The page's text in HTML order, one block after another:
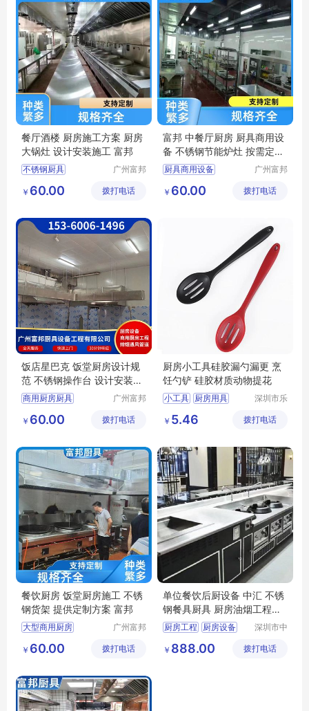
餐厅酒楼 厨房施工方案 厨房
大锅灶 设计安装施工 富邦
不锈钢厨具
厨房设计规范
千人饭堂厨房
广州富邦
工程有限
￥ 60.00 拨打电话
富邦 中餐厅厨房 厨具商用设
备 不锈钢节能炉灶 按需定制
设计
厨具商用设备
饭堂电磁炉
广州富邦
工程有限
￥ 60.00 拨打电话
饭店星巴克 饭堂厨房设计规
范 不锈钢操作台 设计安装施
工 富邦
商用厨房厨具
厨房设计哪家专业
厨房整体解决方案
广州富邦
工程有限
￥ 60.00 拨打电话
厨房小工具硅胶漏勺漏更 烹
饪勺铲 硅胶材质动物提花
小工具 厨房用具
深圳市乐
技有限公
￥ 5.46 拨打电话
餐饮厨房 饭堂厨房施工 不锈
钢货架 提供定制方案 富邦
大型商用厨房
厨房炊事设备
千人饭堂厨房
广州富邦
工程有限
￥ 60.00 拨打电话
单位餐饮后厨设备 中汇 不锈
钢餐具厨具 厨房油烟工程设
计安装
厨房工程
厨房设备
酒店厨房工程
深圳市中
备有限公
￥ 888.00 拨打电话